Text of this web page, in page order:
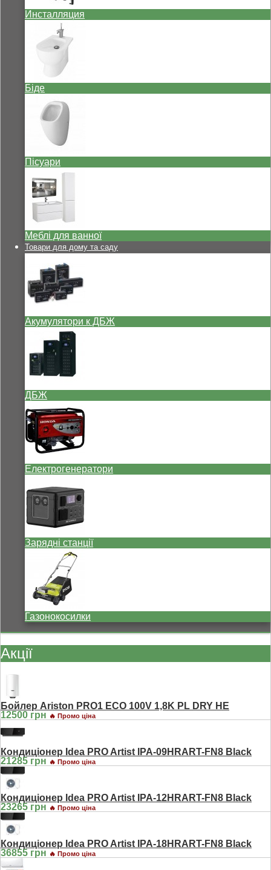
Инсталляция
Біде
Пісуари
Меблі для ванної
Товари для дому та саду
Акумулятори к ДБЖ
ДБЖ
Електрогенератори
Зарядні станції
Газонокосилки
Акції
Бойлер Ariston PRO1 ECO 100V 1,8K PL DRY HE
12500 грн 🔥 Промо ціна
Кондиціонер Idea PRO Artist IPA-09HRART-FN8 Black
21285 грн 🔥 Промо ціна
Кондиціонер Idea PRO Artist IPA-12HRART-FN8 Black
23265 грн 🔥 Промо ціна
Кондиціонер Idea PRO Artist IPA-18HRART-FN8 Black
36855 грн 🔥 Промо ціна